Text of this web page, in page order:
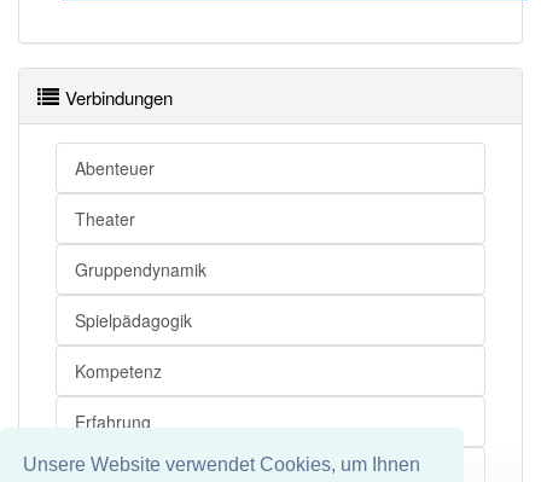
Unsere Website verwendet Cookies, um Ihnen
Verbindungen
Abenteuer
Theater
Gruppendynamik
Spielpädagogik
Kompetenz
Erfahrung
Erziehung